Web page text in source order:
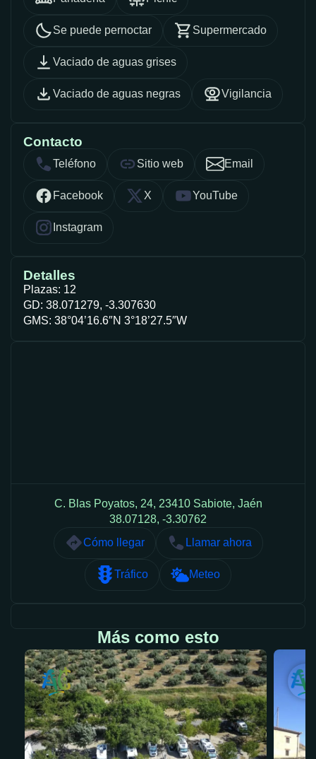
Se puede pernoctar Supermercado
Vaciado de aguas grises
Vaciado de aguas negras Vigilancia
Contacto
Teléfono Sitio web Email
Facebook X YouTube
Instagram
Detalles
Plazas: 12
GD: 38.071279, -3.307630
GMS: 38°04’16.6″N 3°18’27.5″W
C. Blas Poyatos, 24, 23410 Sabiote, Jaén
38.07128, -3.30762
Cómo llegar
Llamar ahora
Tráfico Meteo
Más como esto